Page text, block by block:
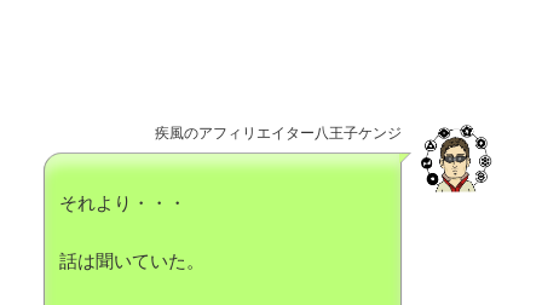
疾風のアフィリエイター八王子ケンジ
それより・・・
話は聞いていた。